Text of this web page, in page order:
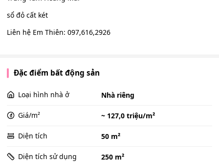
sổ đỏ cất két
Liên hệ Em Thiên: 097,616,2926
Đặc điểm bất động sản
Loại hình nhà ở Nhà riêng
Giá/m² ~ 127,0 triệu/m²
Diện tích 50 m²
Diện tích sử dụng 250 m²